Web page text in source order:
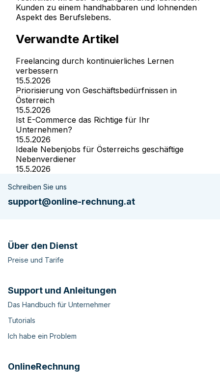
Kunden zu einem handhabbaren und lohnenden
Aspekt des Berufslebens.
Verwandte Artikel
Freelancing durch kontinuierliches Lernen
verbessern
15.5.2026
Priorisierung von Geschäftsbedürfnissen in
Österreich
15.5.2026
Ist E-Commerce das Richtige für Ihr
Unternehmen?
15.5.2026
Ideale Nebenjobs für Österreichs geschäftige
Nebenverdiener
15.5.2026
Schreiben Sie uns
support@online-rechnung.at
Über den Dienst
Preise und Tarife
Support und Anleitungen
Das Handbuch für Unternehmer
Tutorials
Ich habe ein Problem
OnlineRechnung